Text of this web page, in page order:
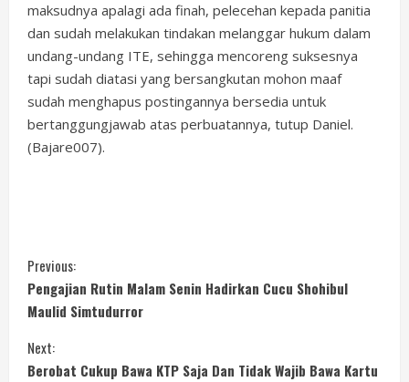
maksudnya apalagi ada finah, pelecehan kepada panitia
dan sudah melakukan tindakan melanggar hukum dalam
undang-undang ITE, sehingga mencoreng suksesnya
tapi sudah diatasi yang bersangkutan mohon maaf
sudah menghapus postingannya bersedia untuk
bertanggungjawab atas perbuatannya, tutup Daniel.
(Bajare007).
C
o
n
Previous:
Pengajian Rutin Malam Senin Hadirkan Cucu Shohibul
Maulid Simtudurror
Next:
Berobat Cukup Bawa KTP Saja Dan Tidak Wajib Bawa Kartu